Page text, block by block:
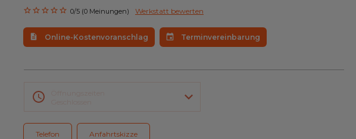
Leistungen
Angebote
Neuigkeiten
Unser Sortiment EUROREPAR
0/5 (0 Meinungen) Werkstatt bewerten
Online-Kostenvoranschlag Terminvereinbarung
Telefon Anfahrtskizze